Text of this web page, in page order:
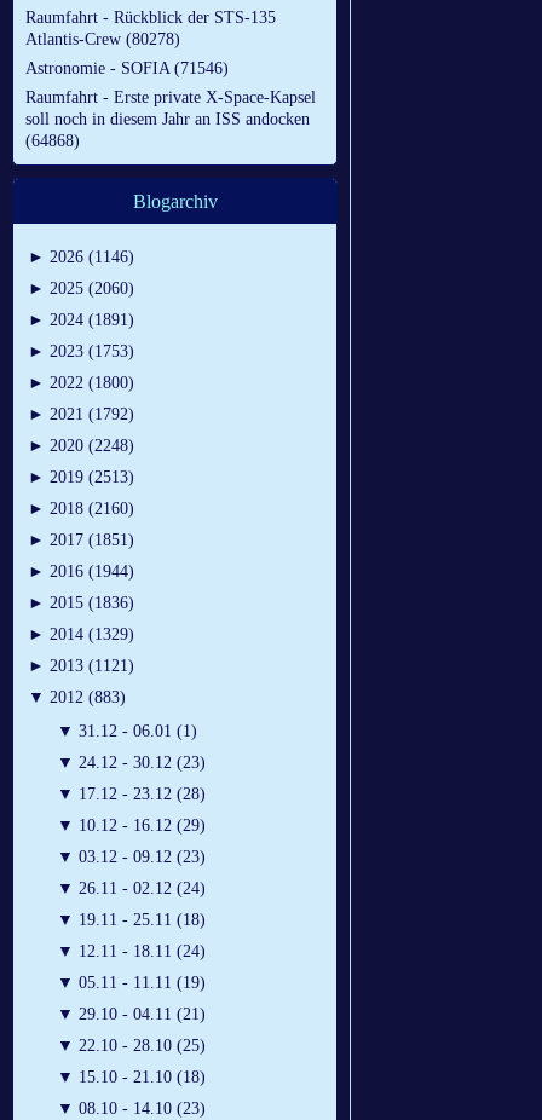
Raumfahrt - Rückblick der STS-135
Atlantis-Crew (80278)
Astronomie - SOFIA (71546)
Raumfahrt - Erste private X-Space-Kapsel
soll noch in diesem Jahr an ISS andocken
(64868)
Blogarchiv
► 2026 (1146)
► 2025 (2060)
► 2024 (1891)
► 2023 (1753)
► 2022 (1800)
► 2021 (1792)
► 2020 (2248)
► 2019 (2513)
► 2018 (2160)
► 2017 (1851)
► 2016 (1944)
► 2015 (1836)
► 2014 (1329)
► 2013 (1121)
▼ 2012 (883)
▼ 31.12 - 06.01 (1)
▼ 24.12 - 30.12 (23)
▼ 17.12 - 23.12 (28)
▼ 10.12 - 16.12 (29)
▼ 03.12 - 09.12 (23)
▼ 26.11 - 02.12 (24)
▼ 19.11 - 25.11 (18)
▼ 12.11 - 18.11 (24)
▼ 05.11 - 11.11 (19)
▼ 29.10 - 04.11 (21)
▼ 22.10 - 28.10 (25)
▼ 15.10 - 21.10 (18)
▼ 08.10 - 14.10 (23)